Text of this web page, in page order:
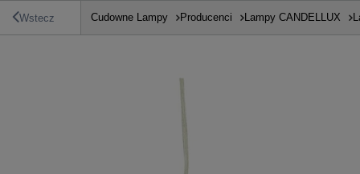
Wstecz Cudowne Lampy Producenci Lampy CANDELLUX